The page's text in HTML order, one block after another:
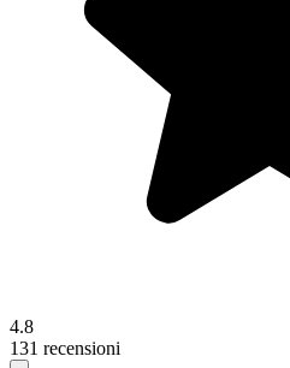
4.8
131 recensioni